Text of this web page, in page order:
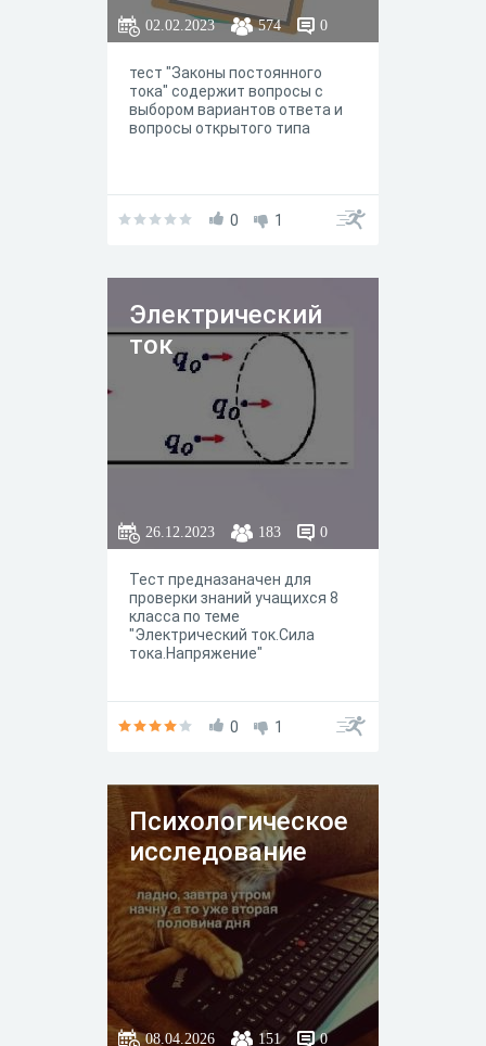
02.02.2023 574 0
тест "Законы постоянного
тока" содержит вопросы с
выбором вариантов ответа и
вопросы открытого типа
0 1
Электрический
ток
26.12.2023 183 0
Тест предназаначен для
проверки знаний учащихся 8
класса по теме
"Электрический ток.Сила
тока.Напряжение"
0 1
Психологическое
исследование
08.04.2026 151 0